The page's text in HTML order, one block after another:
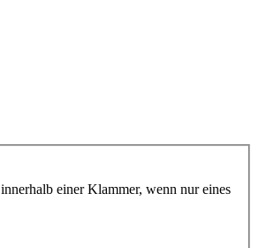
innerhalb einer Klammer, wenn nur eines